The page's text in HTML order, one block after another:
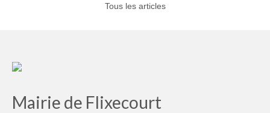
Tous les articles
Mairie de Flixecourt